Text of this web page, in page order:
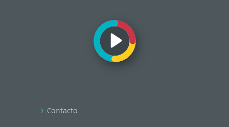
Contacto